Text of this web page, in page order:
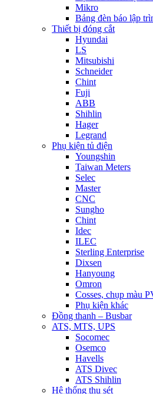
Mikro
Bảng đèn báo lập
Thiết bị đóng cắt
Hyundai
LS
Mitsubishi
Schneider
Chint
Fuji
ABB
Shihlin
Hager
Legrand
Phụ kiện tủ điện
Youngshin
Taiwan Meters
Selec
Master
CNC
Sungho
Chint
Idec
ILEC
Sterling Enterprise
Dixsen
Hanyoung
Omron
Cosses, chụp màu
Phụ kiện khác
Đồng thanh – Busbar
ATS, MTS, UPS
Socomec
Osemco
Havells
ATS Divec
ATS Shihlin
Hệ thống thu sét